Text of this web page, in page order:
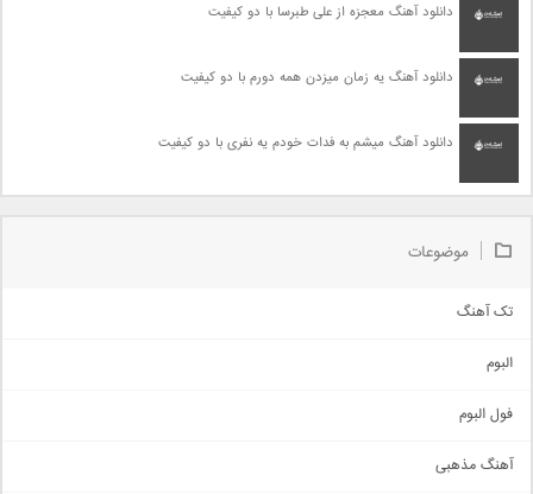
دانلود آهنگ معجزه از علی طبرسا با دو کیفیت
دانلود آهنگ یه زمان میزدن همه دورم با دو کیفیت
دانلود آهنگ میشم به فدات خودم یه نفری با دو کیفیت
موضوعات
تک آهنگ
اجتماعی
حماسی
البوم
فول البوم
آهنگ مذهبی